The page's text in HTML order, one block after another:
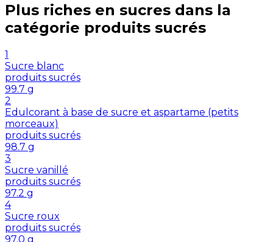
Plus riches en sucres dans la
catégorie produits sucrés
1
Sucre blanc
produits sucrés
99.7 g
2
Edulcorant à base de sucre et aspartame (petits
morceaux)
produits sucrés
98.7 g
3
Sucre vanillé
produits sucrés
97.2 g
4
Sucre roux
produits sucrés
97.0 g